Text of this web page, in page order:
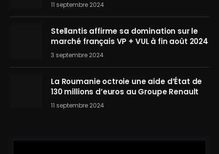
11 septembre 2024
Stellantis affirme sa domination sur le
marché français VP + VUL à fin août 2024
3 septembre 2024
La Roumanie octroie une aide d’État de
130 millions d’euros au Groupe Renault
11 septembre 2024